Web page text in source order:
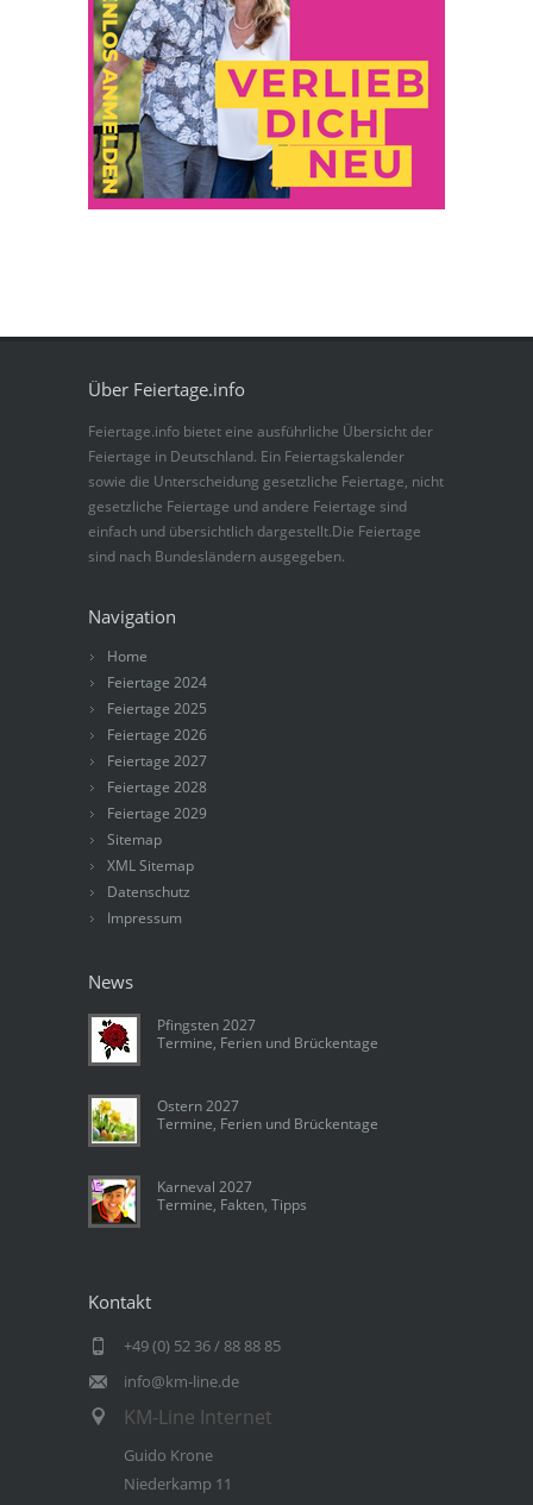
Über Feiertage.info
Feiertage.info bietet eine ausführliche Übersicht der
Feiertage in Deutschland. Ein Feiertagskalender
sowie die Unterscheidung gesetzliche Feiertage, nicht
gesetzliche Feiertage und andere Feiertage sind
einfach und übersichtlich dargestellt.Die Feiertage
sind nach Bundesländern ausgegeben.
Navigation
Home
Feiertage 2024
Feiertage 2025
Feiertage 2026
Feiertage 2027
Feiertage 2028
Feiertage 2029
Sitemap
XML Sitemap
Datenschutz
Impressum
News
Pfingsten 2027
Termine, Ferien und Brückentage
Ostern 2027
Termine, Ferien und Brückentage
Karneval 2027
Termine, Fakten, Tipps
Kontakt
+49 (0) 52 36 / 88 88 85
info@km-line.de
KM-Line Internet
Guido Krone
Niederkamp 11